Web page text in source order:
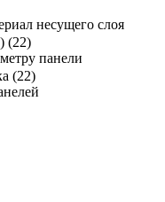
несущего слоя
(22)
панели
(22)